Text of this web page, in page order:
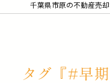
タグ『#早